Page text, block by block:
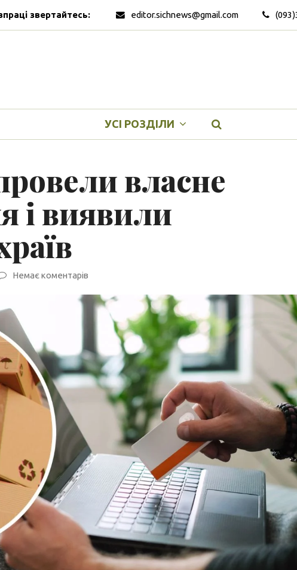
звертайтесь: editor.sichnews@gmail.com
УСІ РОЗДІЛИ
власне
і виявили
Немає коментарів